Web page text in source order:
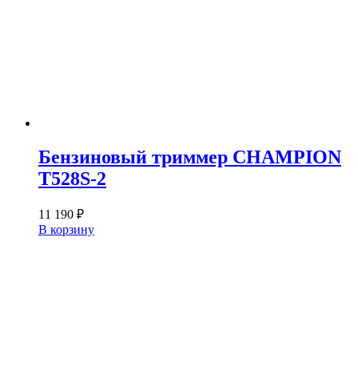
Бензиновый триммер CHAMPION
T528S-2
11 190 ₽
В корзину